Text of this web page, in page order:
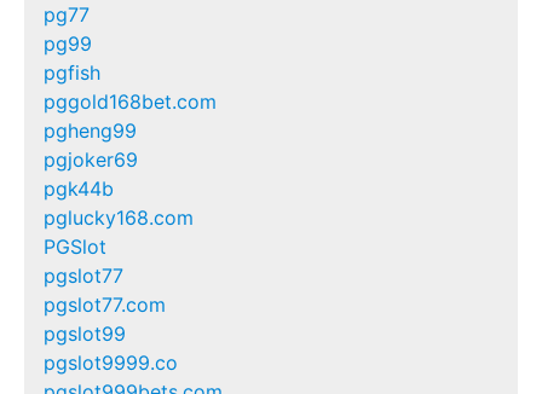
pg77
pg99
pgfish
pggold168bet.com
pgheng99
pgjoker69
pgk44b
pglucky168.com
PGSlot
pgslot77
pgslot77.com
pgslot99
pgslot9999.co